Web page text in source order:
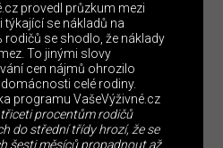
provedl průzkum mezi
se nákladů na
rodičů se shodlo, že náklady
To jinými slovy
cen nájmů ohrozilo
celé rodiny.
programu VašeVýživné.cz
třiceti procentům rodičů
do střední třídy hrozí, že se
šesti měsíců propadnout až